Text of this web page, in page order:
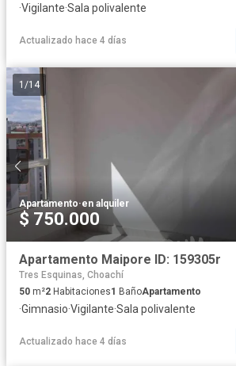
·Vigilante·Sala polivalente
Actualizado hace 4 días
1 /14
Apartamento·en alquiler
$ 750.000
Apartamento Maipore ID: 159305r
Tres Esquinas, Choachí
50 m²2 Habitaciones1 BañoApartamento
·Gimnasio·Vigilante·Sala polivalente
Actualizado hace 4 días